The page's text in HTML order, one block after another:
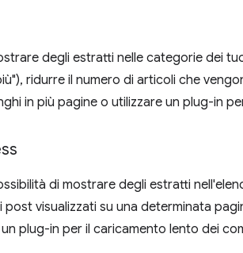
degli estratti nelle categorie dei
ridurre il numero di articoli che
in più pagine o utilizzare un plug-in
di mostrare degli estratti
post visualizzati su una determinata
plug-in per il caricamento lento dei